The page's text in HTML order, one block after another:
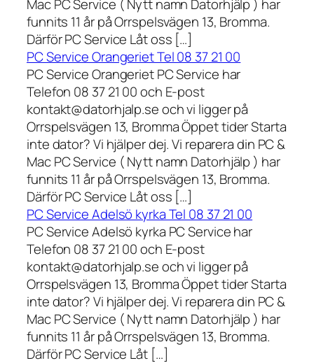
Mac PC Service ( Nytt namn Datorhjälp ) har
funnits 11 år på Orrspelsvägen 13, Bromma.
Därför PC Service Låt oss […]
PC Service Orangeriet Tel 08 37 21 00
PC Service Orangeriet PC Service har
Telefon 08 37 21 00 och E-post
kontakt@datorhjalp.se och vi ligger på
Orrspelsvägen 13, Bromma Öppet tider Starta
inte dator? Vi hjälper dej. Vi reparera din PC &
Mac PC Service ( Nytt namn Datorhjälp ) har
funnits 11 år på Orrspelsvägen 13, Bromma.
Därför PC Service Låt oss […]
PC Service Adelsö kyrka Tel 08 37 21 00
PC Service Adelsö kyrka PC Service har
Telefon 08 37 21 00 och E-post
kontakt@datorhjalp.se och vi ligger på
Orrspelsvägen 13, Bromma Öppet tider Starta
inte dator? Vi hjälper dej. Vi reparera din PC &
Mac PC Service ( Nytt namn Datorhjälp ) har
funnits 11 år på Orrspelsvägen 13, Bromma.
Därför PC Service Låt […]